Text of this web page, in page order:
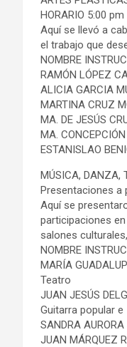
HORARIO 5:00
Aquí se llevó a
el trabajo que
NOMBRE
RAMÓN LÓPEZ
ALICIA GARCIA
MARTINA CRUZ
MA. DE JESÚS
MA.
ESTANISLAO
MÚSICA, DANZA,
Presentaciones a
Aquí se
participaciones
salones
NOMBRE
MARÍA
Teatro
JUAN JESÚS
Guitarra popular
SANDRA
JUAN MÁRQUEZ